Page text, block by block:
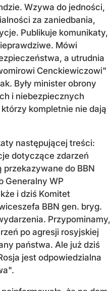
Wzywa do jedności,
za zaniedbania,
Publikuje komunikaty,
Mówi
a utrudnia
Cenckiewiczowi"
Były minister obrony
i niebezpiecznych
kompletnie nie dają
następującej treści:
dotyczące zdarzeń
przekazywane do BBN
Generalny WP
i dziś Komitet
BBN gen. bryg.
Przypominamy,
po agresji rosyjskiej
państwa. Ale już dziś
jest odpowiedzialna